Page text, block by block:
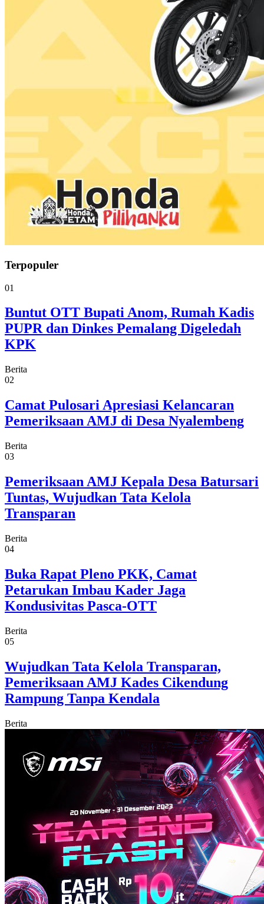
Terpopuler
01
Buntut OTT Bupati Anom, Rumah Kadis
PUPR dan Dinkes Pemalang Digeledah
KPK
Berita
02
Camat Pulosari Apresiasi Kelancaran
Pemeriksaan AMJ di Desa Nyalembeng
Berita
03
Pemeriksaan AMJ Kepala Desa Batursari
Tuntas, Wujudkan Tata Kelola
Transparan
Berita
04
Buka Rapat Pleno PKK, Camat
Petarukan Imbau Kader Jaga
Kondusivitas Pasca-OTT
Berita
05
Wujudkan Tata Kelola Transparan,
Pemeriksaan AMJ Kades Cikendung
Rampung Tanpa Kendala
Berita